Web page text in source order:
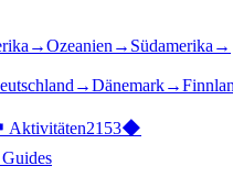
→Ozeanien → Südamerika →
→Dänemark→
Aktivitäten2153◆